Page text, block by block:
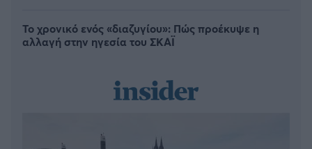
Το χρονικό ενός «διαζυγίου»: Πώς προέκυψε η
αλλαγή στην ηγεσία του ΣΚΑΪ